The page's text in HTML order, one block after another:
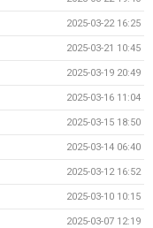
2025-03-22 16:25
2025-03-21 10:45
2025-03-19 20:49
2025-03-16 11:04
2025-03-15 18:50
2025-03-14 06:40
2025-03-12 16:52
2025-03-10 10:15
2025-03-07 12:19